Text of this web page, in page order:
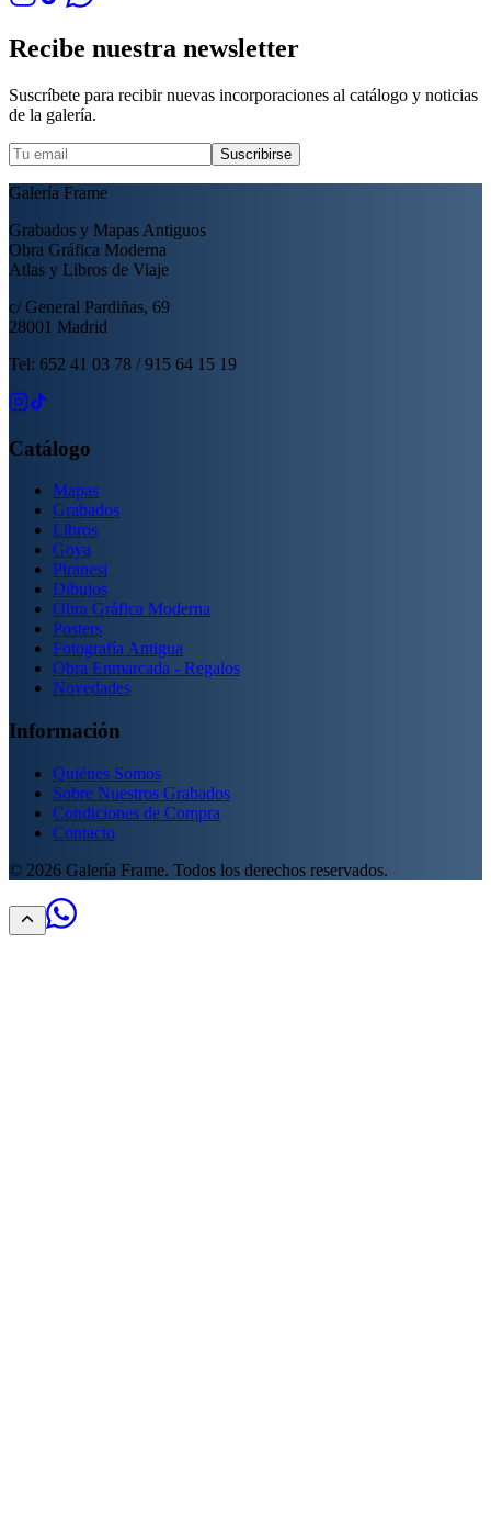
Recibe nuestra newsletter
Suscríbete para recibir nuevas incorporaciones al catálogo y noticias
de la galería.
Suscribirse
Galería Frame
Grabados y Mapas Antiguos
Obra Gráfica Moderna
Atlas y Libros de Viaje
c/ General Pardiñas, 69
28001 Madrid
Tel: 652 41 03 78 / 915 64 15 19
Catálogo
Mapas
Grabados
Libros
Goya
Piranesi
Dibujos
Obra Gráfica Moderna
Posters
Fotografía Antigua
Obra Enmarcada - Regalos
Novedades
Información
Quiénes Somos
Sobre Nuestros Grabados
Condiciones de Compra
Contacto
© 2026 Galería Frame. Todos los derechos reservados.